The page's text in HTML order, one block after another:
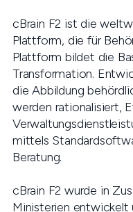
cBrain F2 ist die
Plattform, die für
Plattform bildet die
Transformation.
die Abbildung
werden rationalisiert,
mittels
Beratung.
cBrain F2 wurde in
Ministerien entwickelt